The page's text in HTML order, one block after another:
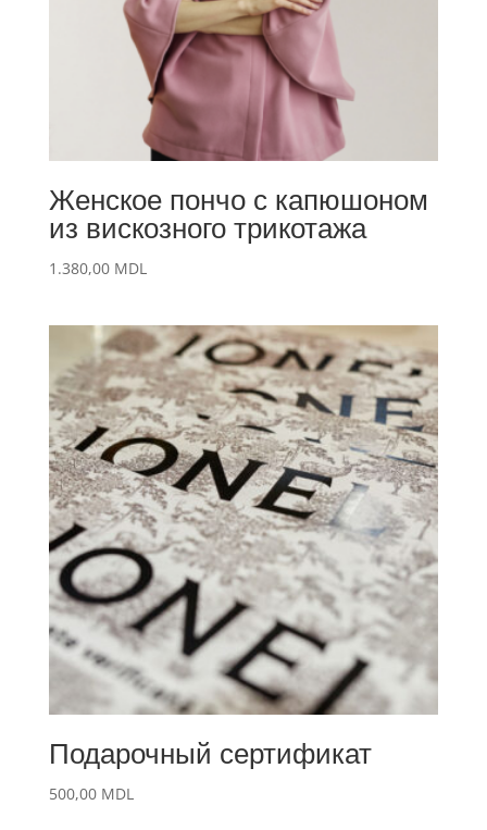
Женское пончо с капюшоном
из вискозного трикотажа
1.380,00 MDL
Подарочный сертификат
500,00 MDL